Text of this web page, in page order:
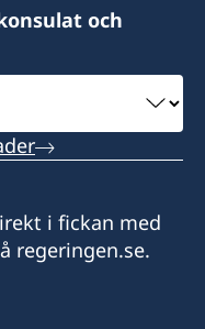
pass, ID-kort
ambassad eller
regel
mail och fråga
emot besökare
i förväg eller
pass, ID-kort
ambassad eller
kan även
dig dit.
och
i fickan med
regeringen.se.